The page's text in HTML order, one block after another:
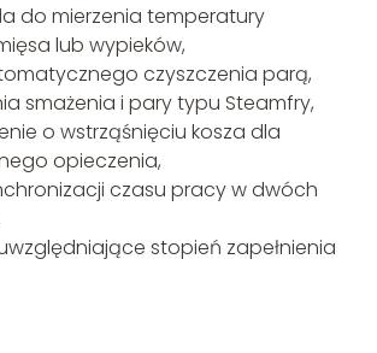
do mierzenia temperatury
lub wypieków,
czyszczenia parą,
smażenia i pary typu Steamfry,
o wstrząśnięciu kosza dla
opieczenia,
czasu pracy w dwóch
stopień zapełnienia